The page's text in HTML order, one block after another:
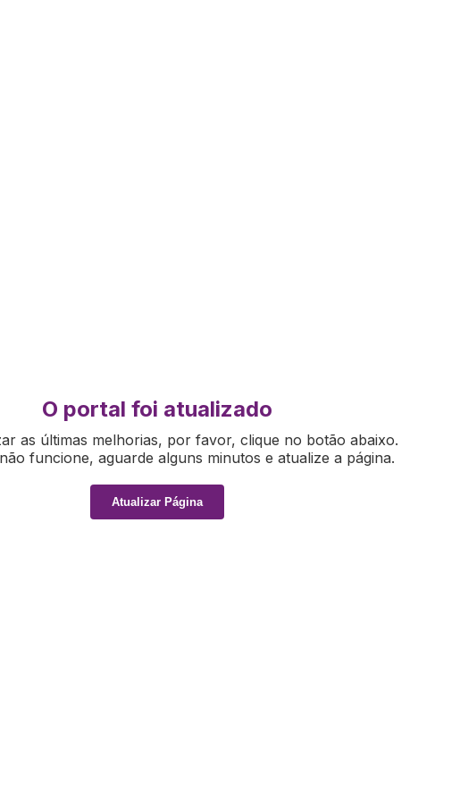
O portal foi atualizado
as últimas melhorias, por favor, clique no botão abaixo.
funcione, aguarde alguns minutos e atualize a página.
Atualizar Página